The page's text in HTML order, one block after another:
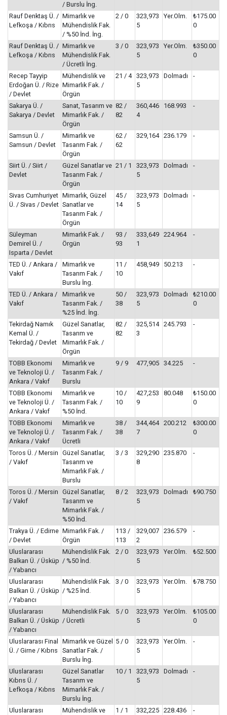
/ Burslu İng.
Rauf Denktaş Ü. /
Lefkoşa / Kıbrıs
Mimarlık ve
Mühendislik Fak.
/ %50 İnd. İng.
2 / 0
323,973
5
Yer.Olm.
₺175.00
0
Rauf Denktaş Ü. /
Lefkoşa / Kıbrıs
Mimarlık ve
Mühendislik Fak.
/ Ücretli İng.
3 / 0
323,973
5
Yer.Olm.
₺350.00
0
Recep Tayyip
Erdoğan Ü. / Rize
/ Devlet
Mühendislik ve
Mimarlık Fak. /
Örgün
21 / 4 323,973
5
Dolmadı -
Sakarya Ü. /
Sakarya / Devlet
Sanat, Tasarım ve
Mimarlık Fak. /
Örgün
82 /
82
360,446
4
168.993 -
Samsun Ü. /
Samsun / Devlet
Mimarlık ve
Tasarım Fak. /
Örgün
62 /
62
329,164 236.179 -
Siirt Ü. / Siirt /
Devlet
Güzel Sanatlar ve
Tasarım Fak. /
Örgün
21 / 1
323,973
5
Dolmadı -
Sivas Cumhuriyet
Ü. / Sivas / Devlet
Mimarlık, Güzel
Sanatlar ve
Tasarım Fak. /
Örgün
45 /
14
323,973
5
Dolmadı -
Süleyman
Demirel Ü. /
Isparta / Devlet
Mimarlık Fak. /
Örgün
93 /
93
333,649
1
224.964 -
TED Ü. / Ankara /
Vakıf
Mimarlık ve
Tasarım Fak. /
Burslu İng.
11 /
10
458,949 50.213 -
TED Ü. / Ankara /
Vakıf
Mimarlık ve
Tasarım Fak. /
%25 İnd. İng.
50 /
38
323,973
5
Dolmadı
₺210.00
0
Tekirdağ Namık
Kemal Ü. /
Tekirdağ / Devlet
Güzel Sanatlar,
Tasarım ve
Mimarlık Fak. /
Örgün
82 /
82
325,514
3
245.793 -
TOBB Ekonomi
ve Teknoloji Ü. /
Ankara / Vakıf
Mimarlık ve
Tasarım Fak. /
Burslu
9 / 9 477,905 34.225 -
TOBB Ekonomi
ve Teknoloji Ü. /
Ankara / Vakıf
Mimarlık ve
Tasarım Fak. /
%50 İnd.
10 /
10
427,253
9
80.048
₺150.00
0
TOBB Ekonomi
ve Teknoloji Ü. /
Ankara / Vakıf
Mimarlık ve
Tasarım Fak. /
Ücretli
38 /
38
344,464
7
200.212
₺300.00
0
Toros Ü. / Mersin
/ Vakıf
Güzel Sanatlar,
Tasarım ve
Mimarlık Fak. /
Burslu
3 / 3
329,290
8
235.870 -
Toros Ü. / Mersin
/ Vakıf
Güzel Sanatlar,
Tasarım ve
Mimarlık Fak. /
%50 İnd.
8 / 2
323,973
5
Dolmadı ₺90.750
Trakya Ü. / Edirne
/ Devlet
Mimarlık Fak. /
Örgün
113 /
113
329,007
2
236.579 -
Uluslararası
Balkan Ü. / Üsküp
/ Yabancı
Mühendislik Fak.
/ %50 İnd.
2 / 0
323,973
5
Yer.Olm. ₺52.500
Uluslararası
Balkan Ü. / Üsküp
/ Yabancı
Mühendislik Fak.
/ %25 İnd.
3 / 0
323,973
5
Yer.Olm. ₺78.750
Uluslararası
Balkan Ü. / Üsküp
/ Yabancı
Mühendislik Fak.
/ Ücretli
5 / 0
323,973
5
Yer.Olm.
₺105.00
0
Uluslararası Final
Ü. / Girne / Kıbrıs
Mimarlık ve Güzel
Sanatlar Fak. /
Burslu İng.
5 / 0
323,973
5
Yer.Olm. -
Uluslararası
Kıbrıs Ü. /
Lefkoşa / Kıbrıs
Güzel Sanatlar
Tasarım ve
Mimarlık Fak. /
Burslu İng.
10 / 1
323,973
5
Dolmadı -
Uluslararası
Mühendislik ve
1 / 1
332,225 228.436 -